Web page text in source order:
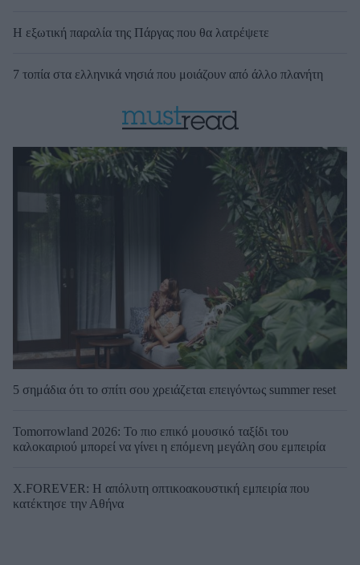
Η εξωτική παραλία της Πάργας που θα λατρέψετε
7 τοπία στα ελληνικά νησιά που μοιάζουν από άλλο πλανήτη
5 σημάδια ότι το σπίτι σου χρειάζεται επειγόντως summer reset
Tomorrowland 2026: Το πιο επικό μουσικό ταξίδι του
καλοκαιριού μπορεί να γίνει η επόμενη μεγάλη σου εμπειρία
X.FOREVER: Η απόλυτη οπτικοακουστική εμπειρία που
κατέκτησε την Αθήνα